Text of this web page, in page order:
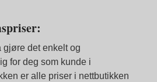
gjøre det enkelt og
for deg som kunde i
er alle priser i nettbutikken